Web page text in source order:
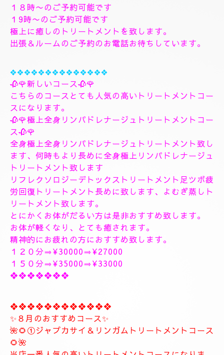
🌺🌻✨８月10日月曜日 🌻✨🌺
🥀８月10日〜８月2４日迄ご予約のご新規様コースに
ご予約は事前のご予約をおすすめ致します。
空きお時間になります。
最短で
１５時30分〜のご予約可能です
1６時〜のご予約可能です
1７時〜のご予約可能です
１８時〜のご予約可能です
１9時〜のご予約可能です
極上に癒しのトリートメントを致します。
出張＆ルームのご予約のお電話お待ちしています。
❖❖❖❖❖❖❖❖❖❖❖❖❖❖
🥀🌹新しいコース🥀🌹
こちらのコースとても人気の高いトリートメントコー
スになります。
🥀🌹極上全身リンパドレナージュトリートメントコー
ス🥀🌹
全身極上全身リンパドレナージュトリートメント致し
トリートメント致します
リフレクソロジーデトックストリートメント足ツボ疲
労回復トリートメント長めに致します、よむぎ蒸しト
リートメント致します。
とにかくお体がだるい方は是非おすすめ致します。